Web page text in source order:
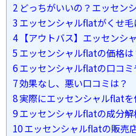
2 どっちがいいの？エッセン
3 エッセンシャルflatがくせ毛
4【アウトバス】エッセンシ
5 エッセンシャルflatの価格は
6エッセンシャルflatの口コミ
7効果なし、悪い口コミは？
8実際にエッセンシャルflatを
9エッセンシャルflatの成分解
10エッセンシャルflatの販売